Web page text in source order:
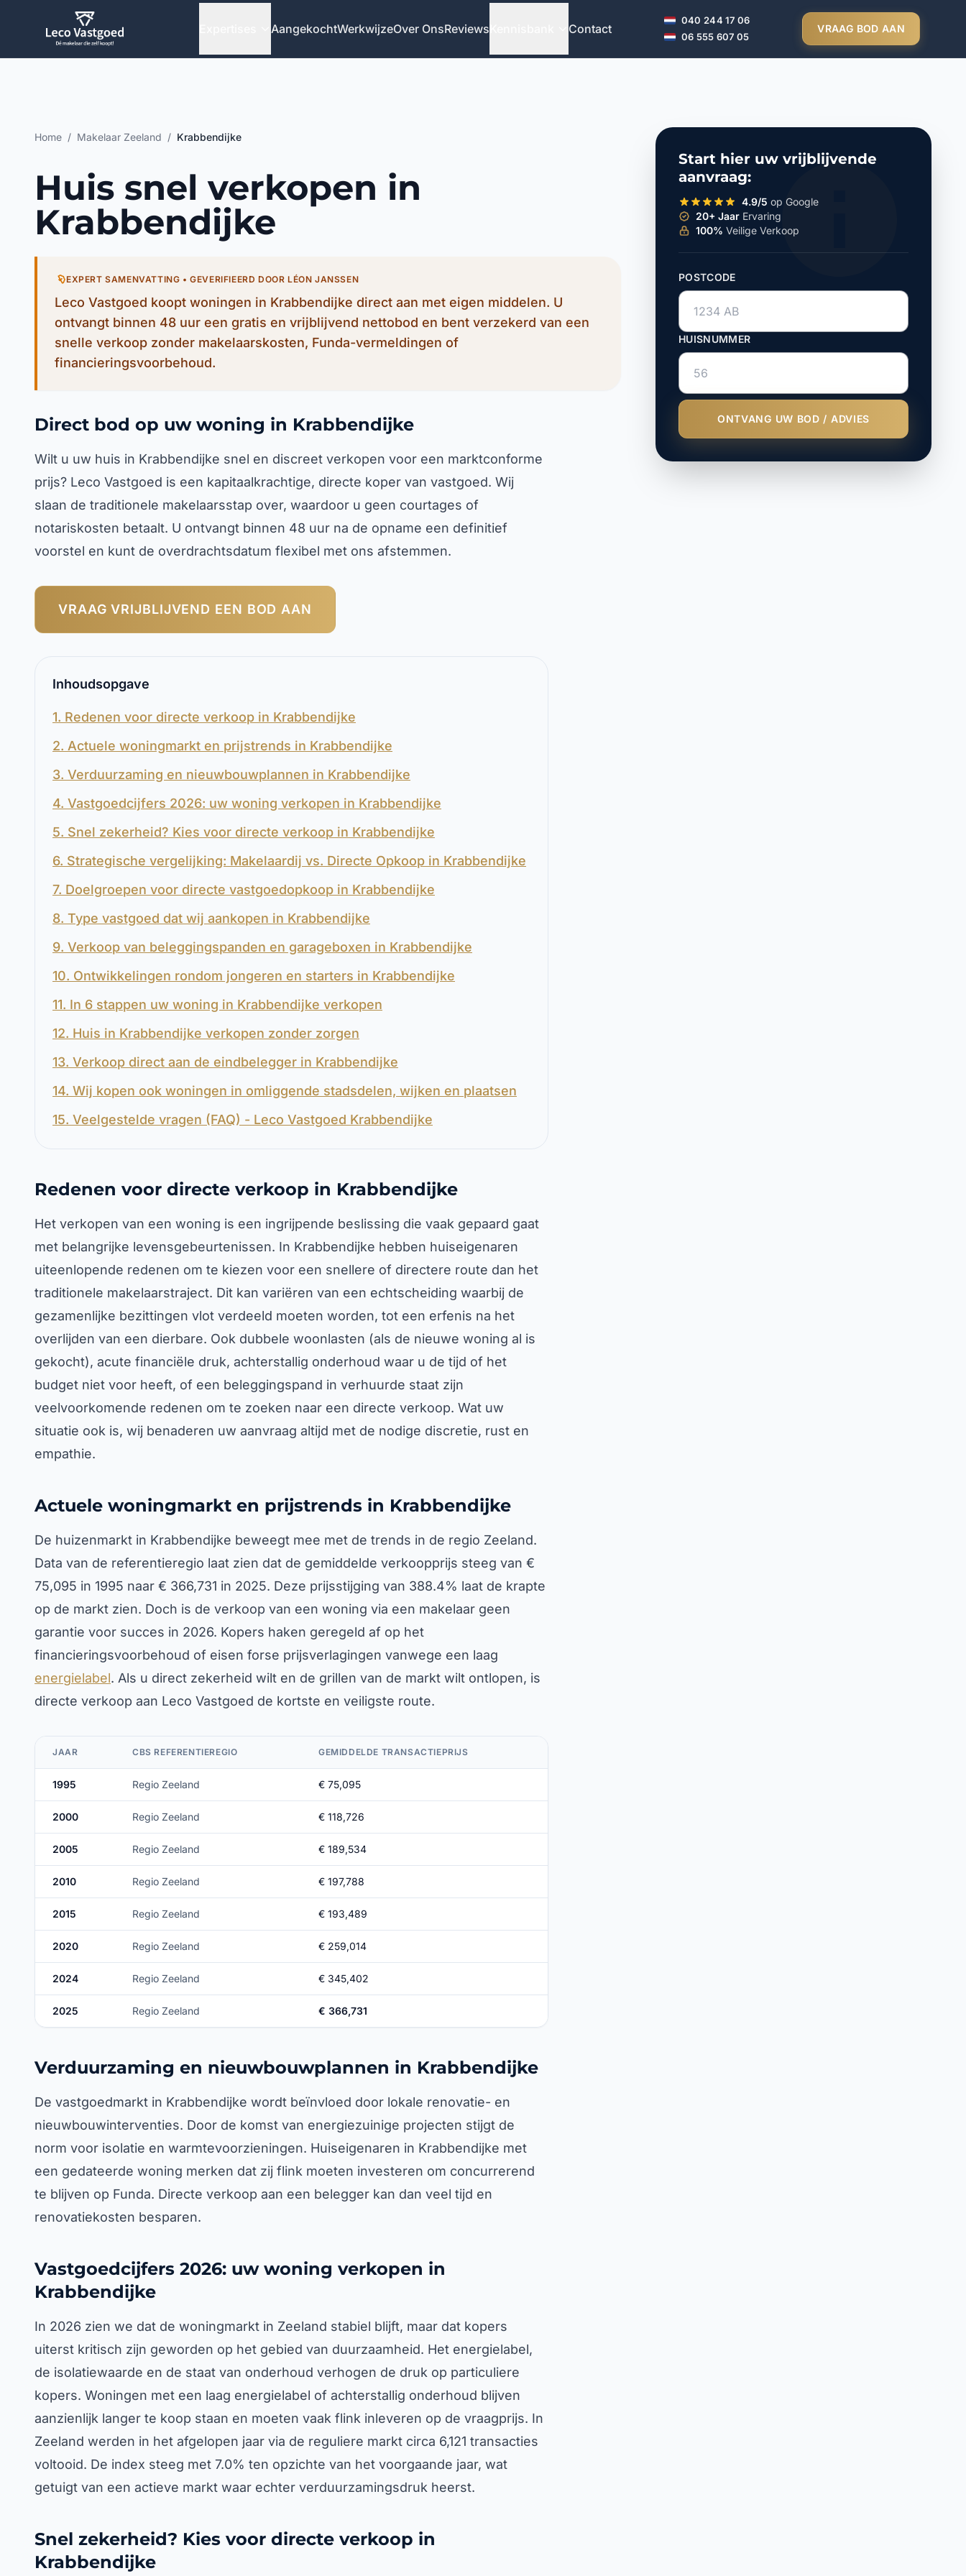
Ga direct naar inhoud
AangekochtWerkwijzeOver OnsReviews Contact
040 244 17 06
06 555 607 05
VRAAG BOD AAN
Home / Makelaar Zeeland / Krabbendijke
Huis snel verkopen in
Krabbendijke
EXPERT SAMENVATTING • GEVERIFIEERD DOOR LÉON JANSSEN
Leco Vastgoed koopt woningen in Krabbendijke direct aan met eigen middelen. U
ontvangt binnen 48 uur een gratis en vrijblijvend nettobod en bent verzekerd van een
snelle verkoop zonder makelaarskosten, Funda-vermeldingen of
financieringsvoorbehoud.
Direct bod op uw woning in Krabbendijke
Wilt u uw huis in Krabbendijke snel en discreet verkopen voor een marktconforme
prijs? Leco Vastgoed is een kapitaalkrachtige, directe koper van vastgoed. Wij
slaan de traditionele makelaarsstap over, waardoor u geen courtages of
notariskosten betaalt. U ontvangt binnen 48 uur na de opname een definitief
voorstel en kunt de overdrachtsdatum flexibel met ons afstemmen.
VRAAG VRIJBLIJVEND EEN BOD AAN
Inhoudsopgave
1. Redenen voor directe verkoop in Krabbendijke
2. Actuele woningmarkt en prijstrends in Krabbendijke
3. Verduurzaming en nieuwbouwplannen in Krabbendijke
4. Vastgoedcijfers 2026: uw woning verkopen in Krabbendijke
5. Snel zekerheid? Kies voor directe verkoop in Krabbendijke
6. Strategische vergelijking: Makelaardij vs. Directe Opkoop in Krabbendijke
7. Doelgroepen voor directe vastgoedopkoop in Krabbendijke
8. Type vastgoed dat wij aankopen in Krabbendijke
9. Verkoop van beleggingspanden en garageboxen in Krabbendijke
10. Ontwikkelingen rondom jongeren en starters in Krabbendijke
11. In 6 stappen uw woning in Krabbendijke verkopen
12. Huis in Krabbendijke verkopen zonder zorgen
13. Verkoop direct aan de eindbelegger in Krabbendijke
14. Wij kopen ook woningen in omliggende stadsdelen, wijken en plaatsen
15. Veelgestelde vragen (FAQ) - Leco Vastgoed Krabbendijke
Redenen voor directe verkoop in Krabbendijke
Het verkopen van een woning is een ingrijpende beslissing die vaak gepaard gaat
met belangrijke levensgebeurtenissen. In Krabbendijke hebben huiseigenaren
uiteenlopende redenen om te kiezen voor een snellere of directere route dan het
traditionele makelaarstraject. Dit kan variëren van een echtscheiding waarbij de
gezamenlijke bezittingen vlot verdeeld moeten worden, tot een erfenis na het
overlijden van een dierbare. Ook dubbele woonlasten (als de nieuwe woning al is
gekocht), acute financiële druk, achterstallig onderhoud waar u de tijd of het
budget niet voor heeft, of een beleggingspand in verhuurde staat zijn
veelvoorkomende redenen om te zoeken naar een directe verkoop. Wat uw
situatie ook is, wij benaderen uw aanvraag altijd met de nodige discretie, rust en
empathie.
Actuele woningmarkt en prijstrends in Krabbendijke
De huizenmarkt in Krabbendijke beweegt mee met de trends in de regio Zeeland.
Data van de referentieregio laat zien dat de gemiddelde verkoopprijs steeg van €
75,095 in 1995 naar € 366,731 in 2025. Deze prijsstijging van 388.4% laat de krapte
op de markt zien. Doch is de verkoop van een woning via een makelaar geen
garantie voor succes in 2026. Kopers haken geregeld af op het
financieringsvoorbehoud of eisen forse prijsverlagingen vanwege een laag
energielabel. Als u direct zekerheid wilt en de grillen van de markt wilt ontlopen, is
directe verkoop aan Leco Vastgoed de kortste en veiligste route.
JAAR CBS REFERENTIEREGIO GEMIDDELDE TRANSACTIEPRIJS
1995 Regio Zeeland € 75,095
2000 Regio Zeeland € 118,726
2005 Regio Zeeland € 189,534
2010 Regio Zeeland € 197,788
2015 Regio Zeeland € 193,489
2020 Regio Zeeland € 259,014
2024 Regio Zeeland € 345,402
2025 Regio Zeeland € 366,731
Verduurzaming en nieuwbouwplannen in Krabbendijke
De vastgoedmarkt in Krabbendijke wordt beïnvloed door lokale renovatie- en
nieuwbouwinterventies. Door de komst van energiezuinige projecten stijgt de
norm voor isolatie en warmtevoorzieningen. Huiseigenaren in Krabbendijke met
een gedateerde woning merken dat zij flink moeten investeren om concurrerend
te blijven op Funda. Directe verkoop aan een belegger kan dan veel tijd en
renovatiekosten besparen.
Vastgoedcijfers 2026: uw woning verkopen in
Krabbendijke
In 2026 zien we dat de woningmarkt in Zeeland stabiel blijft, maar dat kopers
uiterst kritisch zijn geworden op het gebied van duurzaamheid. Het energielabel,
de isolatiewaarde en de staat van onderhoud verhogen de druk op particuliere
kopers. Woningen met een laag energielabel of achterstallig onderhoud blijven
aanzienlijk langer te koop staan en moeten vaak flink inleveren op de vraagprijs. In
Zeeland werden in het afgelopen jaar via de reguliere markt circa 6,121 transacties
voltooid. De index steeg met 7.0% ten opzichte van het voorgaande jaar, wat
getuigt van een actieve markt waar echter verduurzamingsdruk heerst.
Snel zekerheid? Kies voor directe verkoop in
Krabbendijke
Start hier uw vrijblijvende
aanvraag:
4.9/5 op Google
20+ Jaar Ervaring
100% Veilige Verkoop
POSTCODE
HUISNUMMER
ONTVANG UW BOD / ADVIES